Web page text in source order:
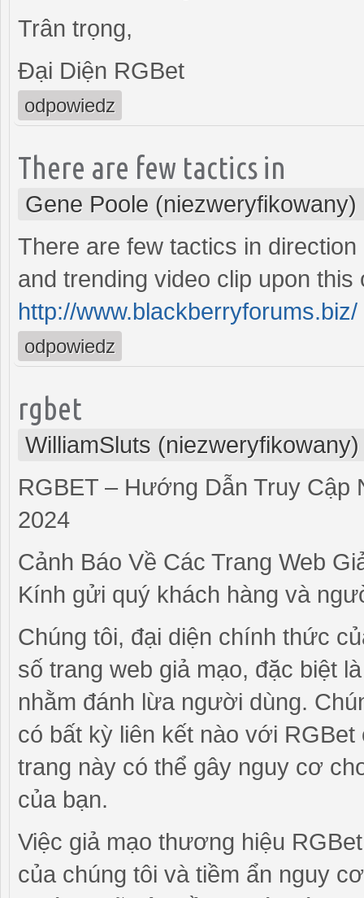
Trân trọng,
Đại Diện RGBet
odpowiedz
There are few tactics in
Gene Poole (niezweryfikowany)
There are few tactics in
and trending video clip upon
http://www.blackberryforums.biz/
odpowiedz
rgbet
WilliamSluts (niezweryfikowany)
RGBET – Hướng Dẫn Truy
2024
Cảnh Báo Về Các Trang Web
Kính gửi quý khách hàng và
Chúng tôi, đại diện chính thức
số trang web giả mạo, đặc biệt
nhằm đánh lừa người dùng.
có bất kỳ liên kết nào với
trang này có thể gây nguy cơ
của bạn.
Việc giả mạo thương hiệu
của chúng tôi và tiềm ẩn nguy